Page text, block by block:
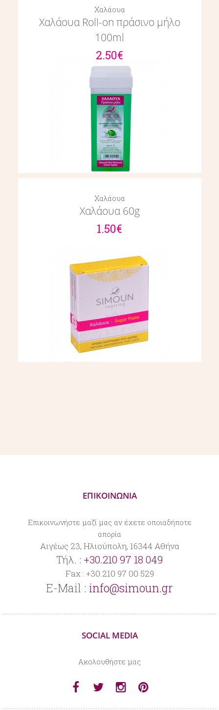
Χαλάουα
Χαλάουα Roll-on πράσινο μήλο
100ml
2.50€
Χαλάουα
Χαλάουα 60g
1.50€
ΕΠΙΚΟΙΝΩΝΙΑ
Επικοινωνήστε μαζί μας αν έχετε οποιαδήποτε
απορία
Αιγέως 23, Ηλιούπολη, 16344 Αθήνα
Τήλ. : +30.210 97 18 049
Fax : +30.210 97 00 529
E-Mail : info@simoun.gr
SOCIAL MEDIA
Aκολουθήστε μας